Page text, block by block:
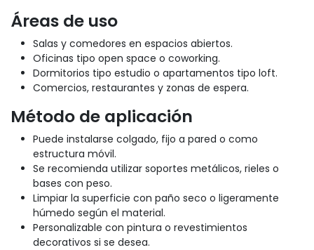
Áreas de uso
Salas y comedores en espacios abiertos.
Oficinas tipo open space o coworking.
Dormitorios tipo estudio o apartamentos tipo loft.
Comercios, restaurantes y zonas de espera.
Método de aplicación
Puede instalarse colgado, fijo a pared o como
estructura móvil.
Se recomienda utilizar soportes metálicos, rieles o
bases con peso.
Limpiar la superficie con paño seco o ligeramente
húmedo según el material.
Personalizable con pintura o revestimientos
decorativos si se desea.